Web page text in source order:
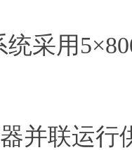
采用
并联运